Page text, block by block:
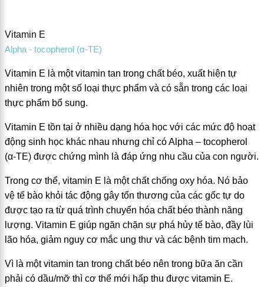
Vitamin E
Alpha - tocopherol (α-TE)
Vitamin E là một vitamin tan trong chất béo, xuất hiện tự
nhiên trong một số loại thực phẩm và có sẵn trong các loại
thực phẩm bổ sung.
Vitamin E tồn tại ở nhiều dạng hóa học với các mức độ hoạt
động sinh học khác nhau nhưng chỉ có Alpha – tocopherol
(α-TE) được chứng mình là đáp ứng nhu cầu của con người.
Trong cơ thể, vitamin E là một chất chống oxy hóa. Nó bảo
vệ tế bào khỏi tác động gây tổn thương của các gốc tự do
được tạo ra từ quá trình chuyển hóa chất béo thành năng
lượng. Vitamin E giúp ngăn chặn sự phá hủy tế bào, đầy lùi
lão hóa, giảm nguy cơ mắc ung thư và các bệnh tim mạch.
Vì là một vitamin tan trong chất béo nên trong bữa ăn cần
phải có dầu/mỡ thì cơ thể mới hấp thu được vitamin E.